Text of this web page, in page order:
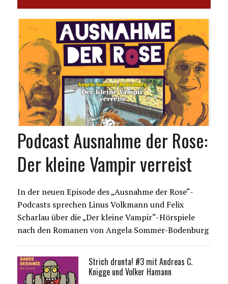
Podcast Ausnahme der Rose:
Der kleine Vampir verreist
In der neuen Episode des „Ausnahme der Rose“-
Podcasts sprechen Linus Volkmann und Felix
Scharlau über die „Der kleine Vampir“-Hörspiele
nach den Romanen von Angela Sommer-Bodenburg
Strich drunta! #3 mit Andreas C.
Knigge und Volker Hamann